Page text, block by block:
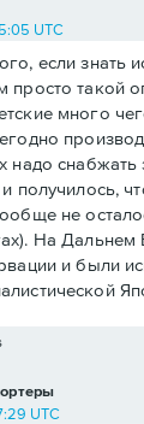
UTC
если знать
просто такой
много
надо снабжать
получилось,
не
На Дальнем
и были
UTC